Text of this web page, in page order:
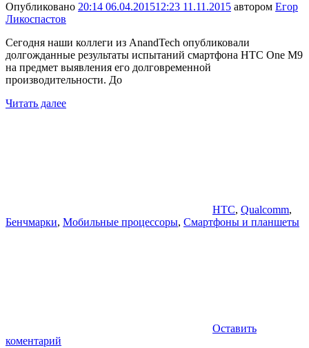
Опубликовано 20:14 06.04.201512:23 11.11.2015 автором Егор
Ликоспастов
Сегодня наши коллеги из AnandTech опубликовали
долгожданные результаты испытаний смартфона HTC One M9
на предмет выявления его долговременной
производительности. До
Читать далее
HTC, Qualcomm,
Бенчмарки, Мобильные процессоры, Смартфоны и планшеты
Оставить
коментарий